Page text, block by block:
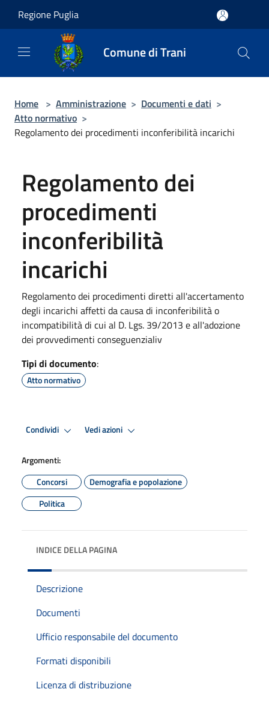
Regione Puglia
Comune di Trani
Home > Amministrazione > Documenti e dati >
Atto normativo >
Regolamento dei procedimenti inconferibilità incarichi
Regolamento dei
procedimenti
inconferibilità
incarichi
Regolamento dei procedimenti diretti all'accertamento
degli incarichi affetti da causa di inconferibilità o
incompatibilità di cui al D. Lgs. 39/2013 e all'adozione
dei provvedimenti conseguenzialiv
Tipi di documento:
Atto normativo
Condividi Vedi azioni
Argomenti:
Concorsi
Demografia e popolazione
Politica
INDICE DELLA PAGINA
Descrizione
Documenti
Ufficio responsabile del documento
Formati disponibili
Licenza di distribuzione